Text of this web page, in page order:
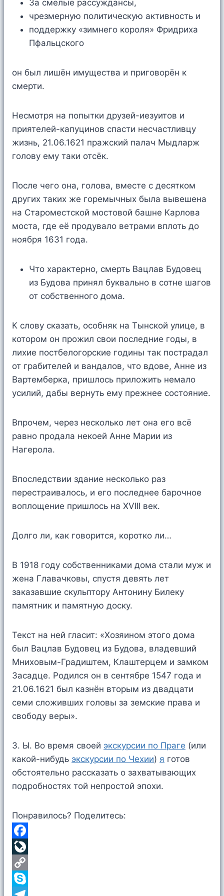
За смелые рассуждансы,
чрезмерную политическую активность и
поддержку «зимнего короля» Фридриха
Пфальцского
он был лишён имущества и приговорён к
смерти.
Несмотря на попытки друзей-иезуитов и
приятелей-капуцинов спасти несчастливцу
жизнь, 21.06.1621 пражский палач Мыдларж
голову ему таки отсёк.
После чего она, голова, вместе с десятком
других таких же горемычных была вывешена
на Староместской мостовой башне Карлова
моста, где её продувало ветрами вплоть до
ноября 1631 года.
Что характерно, смерть Вацлав Будовец
из Будова принял буквально в сотне шагов
от собственного дома.
К слову сказать, особняк на Тынской улице, в
котором он прожил свои последние годы, в
лихие постбелогорские годины так пострадал
от грабителей и вандалов, что вдове, Анне из
Вартемберка, пришлось приложить немало
усилий, дабы вернуть ему прежнее состояние.
Впрочем, через несколько лет она его всё
равно продала некоей Анне Марии из
Нагерола.
Впоследствии здание несколько раз
перестраивалось, и его последнее барочное
воплощение пришлось на XVIII век.
Долго ли, как говорится, коротко ли…
В 1918 году собственниками дома стали муж и
жена Главачковы, спустя девять лет
заказавшие скульптору Антонину Билеку
памятник и памятную доску.
Текст на ней гласит: «Хозяином этого дома
был Вацлав Будовец из Будова, владевший
Мниховым-Градиштем, Клаштерцем и замком
Засадце. Родился он в сентябре 1547 года и
21.06.1621 был казнён вторым из двадцати
семи сложивших головы за земские права и
свободу веры».
З. Ы. Во время своей экскурсии по Праге (или
какой-нибудь экскурсии по Чехии) я готов
обстоятельно рассказать о захватывающих
подробностях той непростой эпохи.
Понравилось? Поделитесь:
F
a
c
L
C